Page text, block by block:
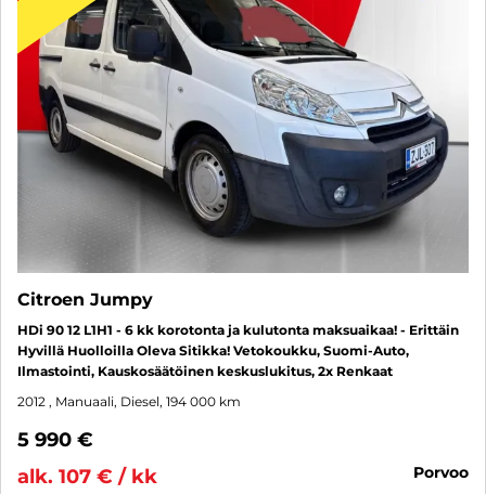
Citroen Jumpy
HDi 90 12 L1H1 - 6 kk korotonta ja kulutonta maksuaikaa! - Erittäin
Hyvillä Huolloilla Oleva Sitikka! Vetokoukku, Suomi-Auto,
Ilmastointi, Kauskosäätöinen keskuslukitus, 2x Renkaat
2012 , Manuaali, Diesel, 194 000 km
5 990 €
alk. 107 € / kk
porvoo